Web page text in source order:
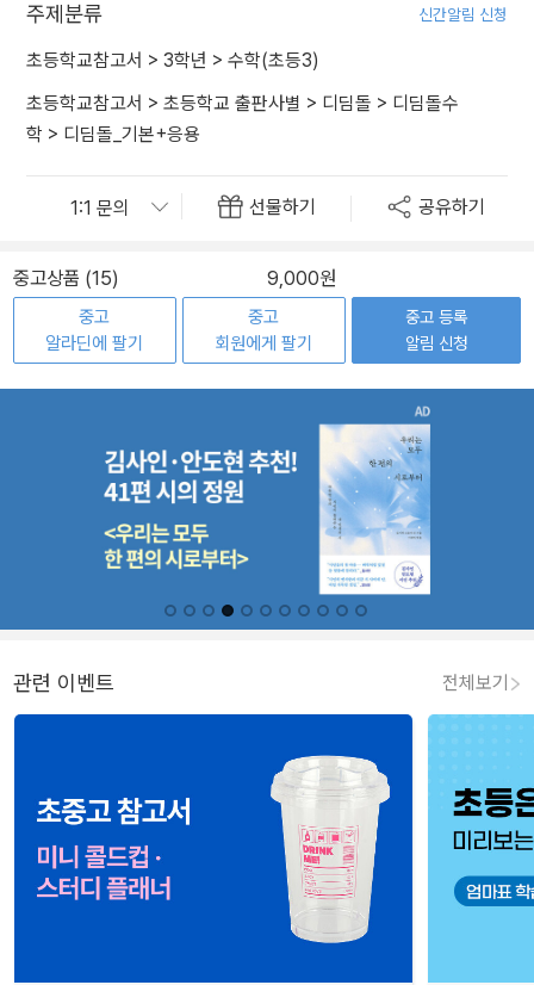
주제분류 신간알림 신청
초등학교참고서 > 3학년 > 수학(초등3)
초등학교참고서 > 초등학교 출판사별 > 디딤돌 > 디딤돌수
학 > 디딤돌_기본+응용
선물하기 공유하기
중고상품 (15) 9,000원
중고
알라딘에 팔기
중고
회원에게 팔기
중고 등록
알림 신청
관련 이벤트 전체보기